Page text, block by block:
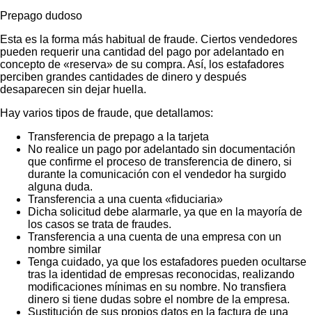
Prepago dudoso
Esta es la forma más habitual de fraude. Ciertos vendedores
pueden requerir una cantidad del pago por adelantado en
concepto de «reserva» de su compra. Así, los estafadores
perciben grandes cantidades de dinero y después
desaparecen sin dejar huella.
Hay varios tipos de fraude, que detallamos:
Transferencia de prepago a la tarjeta
No realice un pago por adelantado sin documentación
que confirme el proceso de transferencia de dinero, si
durante la comunicación con el vendedor ha surgido
alguna duda.
Transferencia a una cuenta «fiduciaria»
Dicha solicitud debe alarmarle, ya que en la mayoría de
los casos se trata de fraudes.
Transferencia a una cuenta de una empresa con un
nombre similar
Tenga cuidado, ya que los estafadores pueden ocultarse
tras la identidad de empresas reconocidas, realizando
modificaciones mínimas en su nombre. No transfiera
dinero si tiene dudas sobre el nombre de la empresa.
Sustitución de sus propios datos en la factura de una